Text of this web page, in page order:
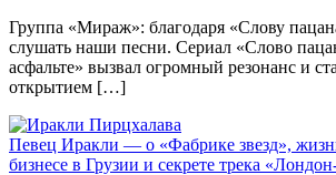
Группа «Мираж»: благодаря «Слову
слушать наши песни. Сериал «Слово
асфальте» вызвал огромный резонанс и
открытием […]
Певец Иракли — о «Фабрике звезд»,
бизнесе в Грузии и секрете трека